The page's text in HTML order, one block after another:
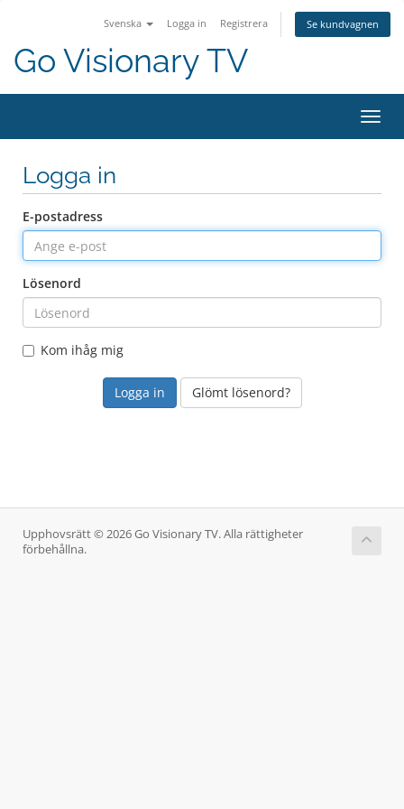
Svenska Logga in Registrera Se kundvagnen
Go Visionary TV
Logga in
E-postadress
Lösenord
Kom ihåg mig
Glömt lösenord?
Upphovsrätt © 2026 Go Visionary TV. Alla rättigheter
förbehållna.